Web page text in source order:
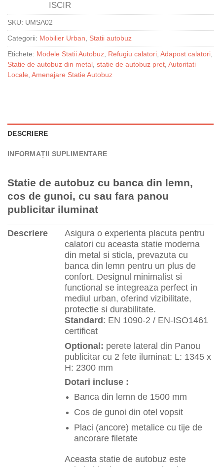
SKU: UMSA02
Categorii: Mobilier Urban Statii autobuz
Etichete: Modele Statii Autobuz Refugiu calatori Adapost calatori
Statie de autobuz din metal statie de autobuz pret Autoritati
Locale Amenajare Statie Autobuz
DESCRIERE
INFORMAȚII SUPLIMENTARE
Statie de autobuz cu banca din lemn,
cos de gunoi, cu sau fara panou
publicitar iluminat
Descriere
Asigura o experienta placuta pentru
calatori cu aceasta statie moderna
din metal si sticla, prevazuta cu
banca din lemn pentru un plus de
confort. Designul minimalist si
functional se integreaza perfect in
mediul urban, oferind vizibilitate,
protectie si durabilitate.
Standard : EN 1090-2 / EN-ISO1461
certificat
Optional: perete lateral din Panou
publicitar cu 2 fete iluminat: L: 1345 x
H: 2300 mm
Dotari incluse :
Banca din lemn de 1500 mm
Cos de gunoi din otel vopsit
Placi (ancore) metalice cu tije de
ancorare filetate
Aceasta statie de autobuz este